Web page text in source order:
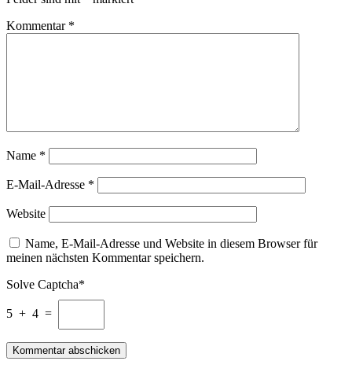
Kommentar *
Name *
E-Mail-Adresse *
Website
Name, E-Mail-Adresse und Website in diesem Browser für
meinen nächsten Kommentar speichern.
Solve Captcha*
5 + 4 =